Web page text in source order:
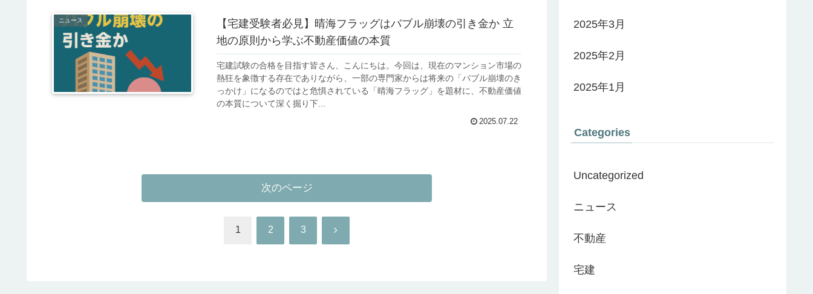
ニュース
【宅建受験者必見】晴海フラッグはバブル崩壊の引き金か 立
地の原則から学ぶ不動産価値の本質
宅建試験の合格を目指す皆さん、こんにちは。今回は、現在のマンション市場の
熱狂を象徴する存在でありながら、一部の専門家からは将来の「バブル崩壊のき
っかけ」になるのではと危惧されている「晴海フラッグ」を題材に、不動産価値
の本質について深く掘り下...
2025.07.22
次のページ
1 2 3 次
2025年3月
2025年2月
2025年1月
Categories
Uncategorized
ニュース
不動産
宅建